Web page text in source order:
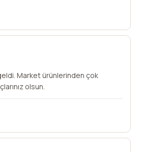
Market ürünlerinden çok
olsun.